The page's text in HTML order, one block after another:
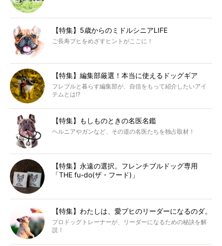
【特集】5歳からのミドルシニアLIFE
ご長寿ブヒをめざすヒントがここに！
【特集】編集部厳選！本当に使えるドッグギア
フレブルと暮らす編集部が、自信をもって紹介したいアイ
テムとは!?
【特集】もしものときの名医名鑑
ヘルニアやガンなど、その道の名医たちを独占取材！
【特集】永遠の選択。フレンチブルドッグ専用
「THE fu-do(ザ・フード)」
【特集】わたしは、愛ブヒのリーダーになるのダ。
プロドッグトレーナーが、リーダーになるための秘訣を解
説！